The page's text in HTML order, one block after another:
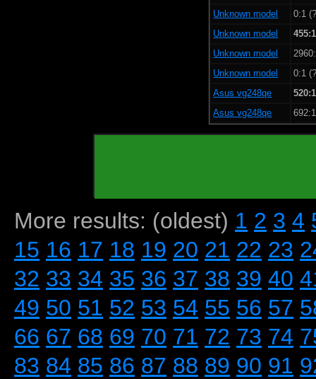
Unknown model
0:1
Unknown model
455:1
Unknown model
Unknown model
0:1
Asus vg248qe
520:1
Asus vg248qe
More results: (oldest) 1 2 3 4
15 16 17 18 19 20 21 22 23
32 33 34 35 36 37 38 39 40
49 50 51 52 53 54 55 56 57
66 67 68 69 70 71 72 73 74
83 84 85 86 87 88 89 90 91